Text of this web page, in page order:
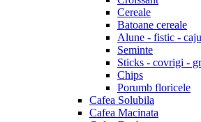
Cereale
Batoane cereale
Alune - fistic -
Seminte
Sticks - covrigi -
Chips
Porumb floricele
Cafea Solubila
Cafea Macinata